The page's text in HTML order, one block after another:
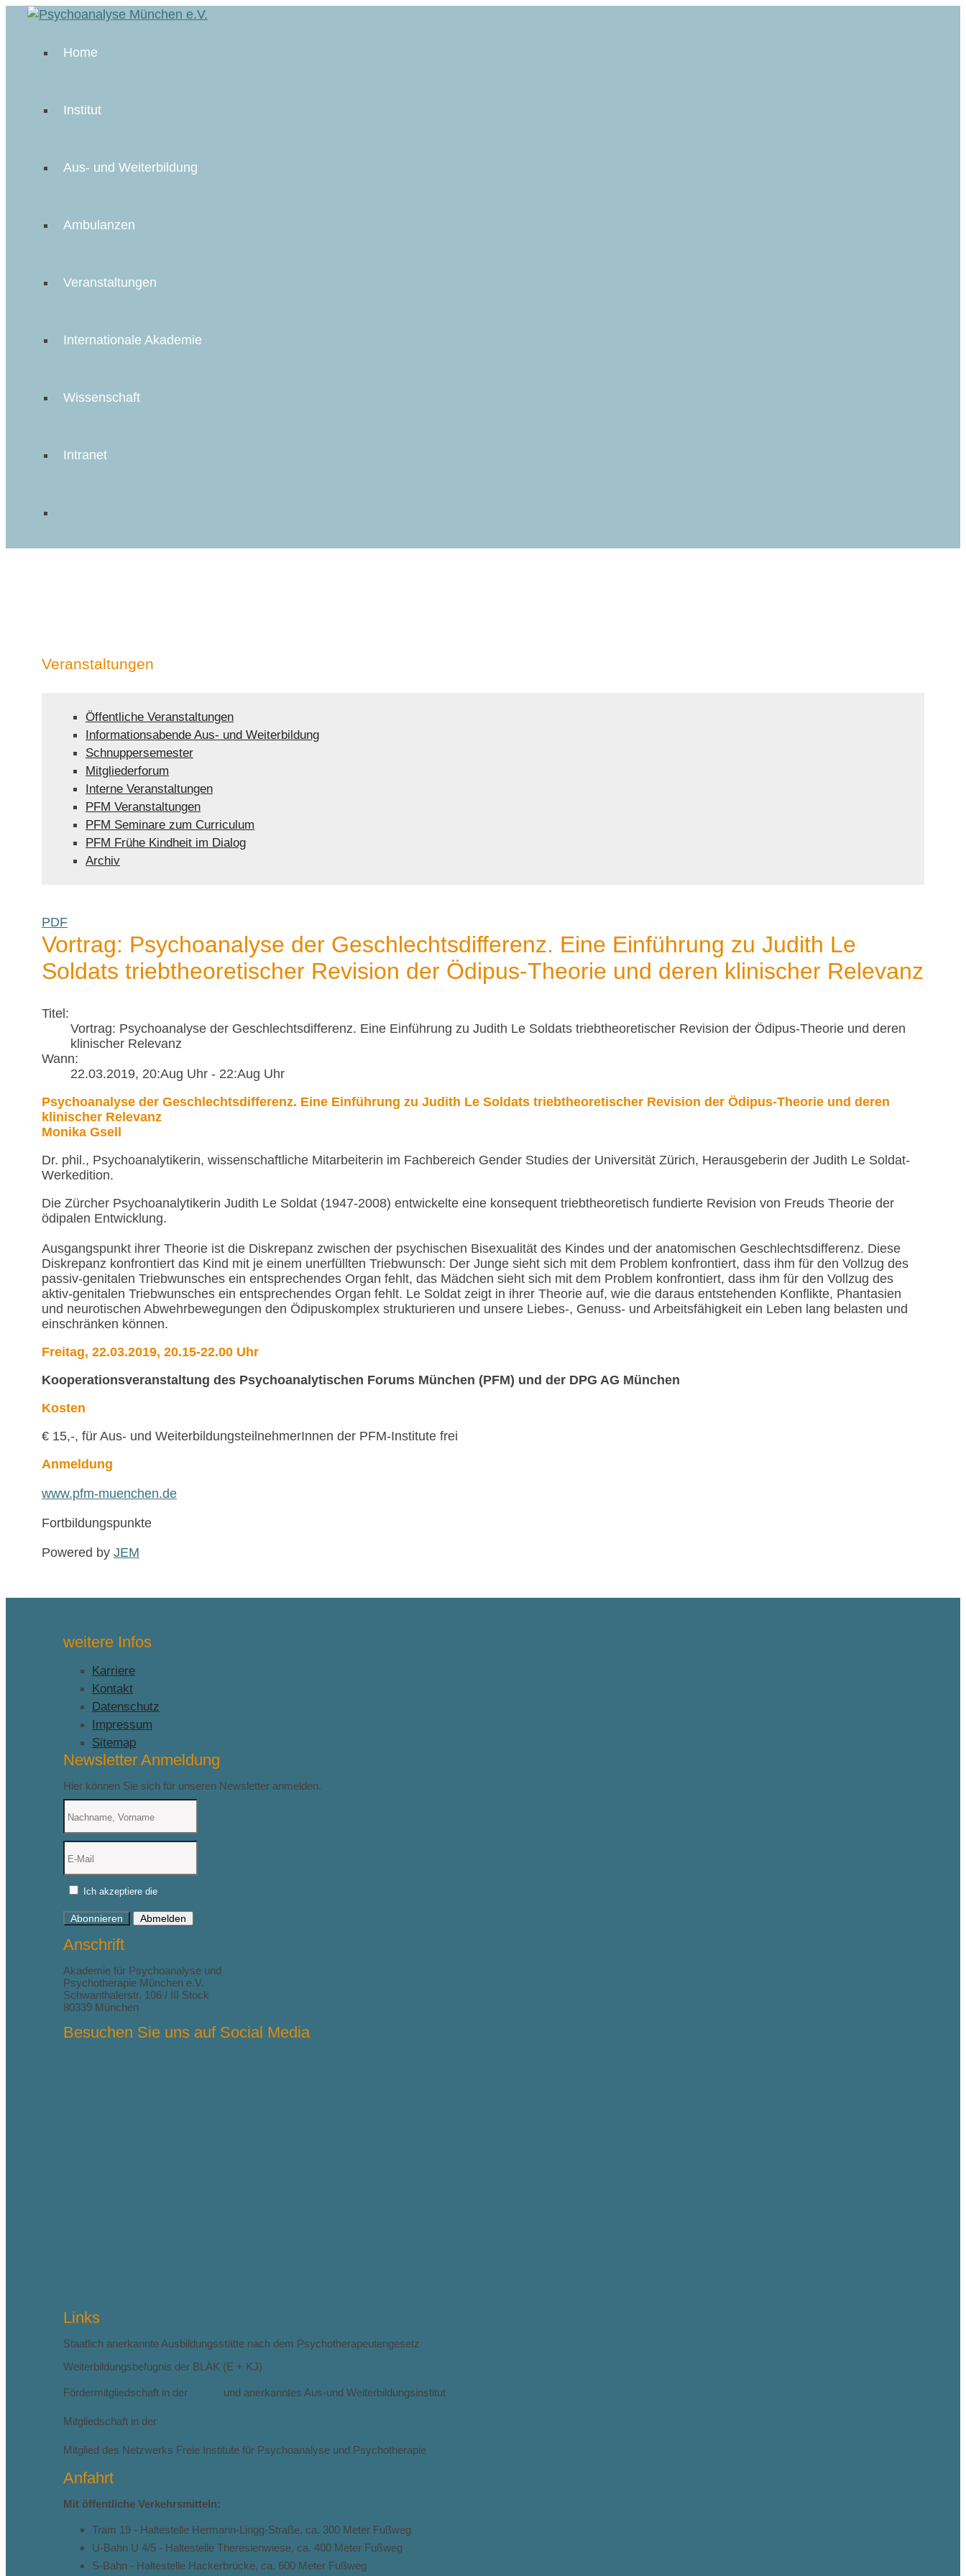
Home
Institut
Aus- und Weiterbildung
Ambulanzen
Veranstaltungen
Internationale Akademie
Wissenschaft
Intranet
Veranstaltungen
Öffentliche Veranstaltungen
Informationsabende Aus- und Weiterbildung
Schnuppersemester
Mitgliederforum
Interne Veranstaltungen
PFM Veranstaltungen
PFM Seminare zum Curriculum
PFM Frühe Kindheit im Dialog
Archiv
PDF
Vortrag: Psychoanalyse der Geschlechtsdifferenz. Eine Einführung zu Judith Le
Soldats triebtheoretischer Revision der Ödipus-Theorie und deren klinischer Relevanz
Titel:
Vortrag: Psychoanalyse der Geschlechtsdifferenz. Eine Einführung zu Judith Le Soldats triebtheoretischer Revision der Ödipus-Theorie und deren
klinischer Relevanz
Wann:
22.03.2019, 20:Aug Uhr - 22:Aug Uhr
Psychoanalyse der Geschlechtsdifferenz. Eine Einführung zu Judith Le Soldats triebtheoretischer Revision der Ödipus-Theorie und deren
klinischer Relevanz
Monika Gsell
Dr. phil., Psychoanalytikerin, wissenschaftliche Mitarbeiterin im Fachbereich Gender Studies der Universität Zürich, Herausgeberin der Judith Le Soldat-
Werkedition.
Die Zürcher Psychoanalytikerin Judith Le Soldat (1947-2008) entwickelte eine konsequent triebtheoretisch fundierte Revision von Freuds Theorie der
ödipalen Entwicklung.
Ausgangspunkt ihrer Theorie ist die Diskrepanz zwischen der psychischen Bisexualität des Kindes und der anatomischen Geschlechtsdifferenz. Diese
Diskrepanz konfrontiert das Kind mit je einem unerfüllten Triebwunsch: Der Junge sieht sich mit dem Problem konfrontiert, dass ihm für den Vollzug des
passiv-genitalen Triebwunsches ein entsprechendes Organ fehlt, das Mädchen sieht sich mit dem Problem konfrontiert, dass ihm für den Vollzug des
aktiv-genitalen Triebwunsches ein entsprechendes Organ fehlt. Le Soldat zeigt in ihrer Theorie auf, wie die daraus entstehenden Konflikte, Phantasien
und neurotischen Abwehrbewegungen den Ödipuskomplex strukturieren und unsere Liebes-, Genuss- und Arbeitsfähigkeit ein Leben lang belasten und
einschränken können.
Freitag, 22.03.2019, 20.15-22.00 Uhr
Kooperationsveranstaltung des Psychoanalytischen Forums München (PFM) und der DPG AG München
Kosten
€ 15,-, für Aus- und WeiterbildungsteilnehmerInnen der PFM-Institute frei
Anmeldung
www.pfm-muenchen.de
Fortbildungspunkte
Powered by JEM
weitere Infos
Karriere
Kontakt
Datenschutz
Impressum
Sitemap
Newsletter Anmeldung
Hier können Sie sich für unseren Newsletter anmelden.
Ich akzeptiere die
Abonnieren Abmelden
Anschrift
Akademie für Psychoanalyse und
Psychotherapie München e.V.
Schwanthalerstr. 106 / III Stock
80339 München
Besuchen Sie uns auf Social Media
Links
Staatlich anerkannte Ausbildungsstätte nach dem Psychotherapeutengesetz
Weiterbildungsbefugnis der BLÄK (E + KJ)
Fördermitgliedschaft in der und anerkanntes Aus-und Weiterbildungsinstitut
Mitgliedschaft in der
Mitglied des Netzwerks Freie Institute für Psychoanalyse und Psychotherapie
Anfahrt
Mit öffentliche Verkehrsmitteln:
Tram 19 - Haltestelle Hermann-Lingg-Straße, ca. 300 Meter Fußweg
U-Bahn U 4/5 - Haltestelle Theresienwiese, ca. 400 Meter Fußweg
S-Bahn - Haltestelle Hackerbrücke, ca. 600 Meter Fußweg